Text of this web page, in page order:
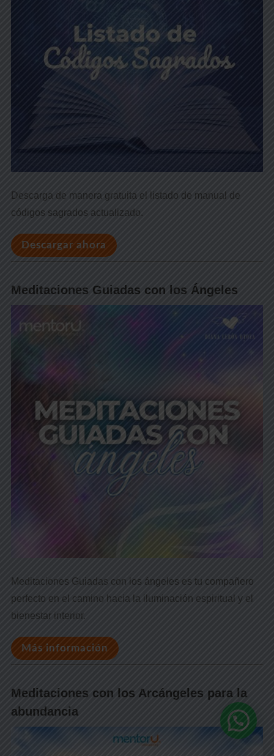
Descarga de manera gratuita el listado de manual de
códigos sagrados actualizado.
Descargar ahora
Meditaciones Guiadas con los Ángeles
Meditaciones Guiadas con los ángeles es tu compañero
perfecto en el camino hacia la iluminación espiritual y el
bienestar interior.
Más información
Meditaciones con los Arcángeles para la
abundancia